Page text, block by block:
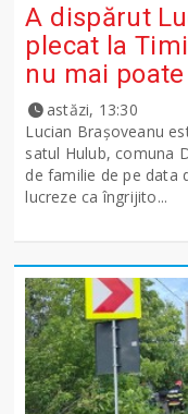
A dispărut
plecat la
nu mai
astăzi, 13:30
Lucian Brașoveanu
satul Hulub, comuna
de familie de pe data
lucreze ca îngrijito...